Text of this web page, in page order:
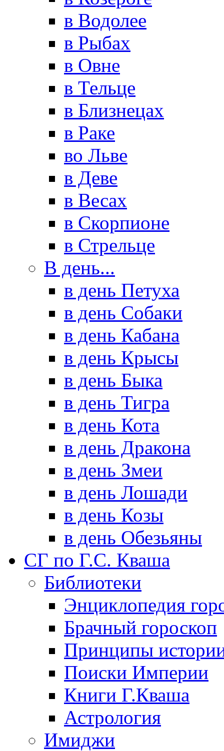
в Водолее
в Рыбах
в Овне
в Тельце
в Близнецах
в Раке
во Льве
в Деве
в Весах
в Скорпионе
в Стрельце
В день...
в день Петуха
в день Собаки
в день Кабана
в день Крысы
в день Быка
в день Тигра
в день Кота
в день Дракона
в день Змеи
в день Лошади
в день Козы
в день Обезьяны
СГ по Г.С. Кваша
Библиотеки
Энциклопедия
Брачный гороскоп
Принципы
Поиски Империи
Книги Г.Кваша
Астрология
Имиджи